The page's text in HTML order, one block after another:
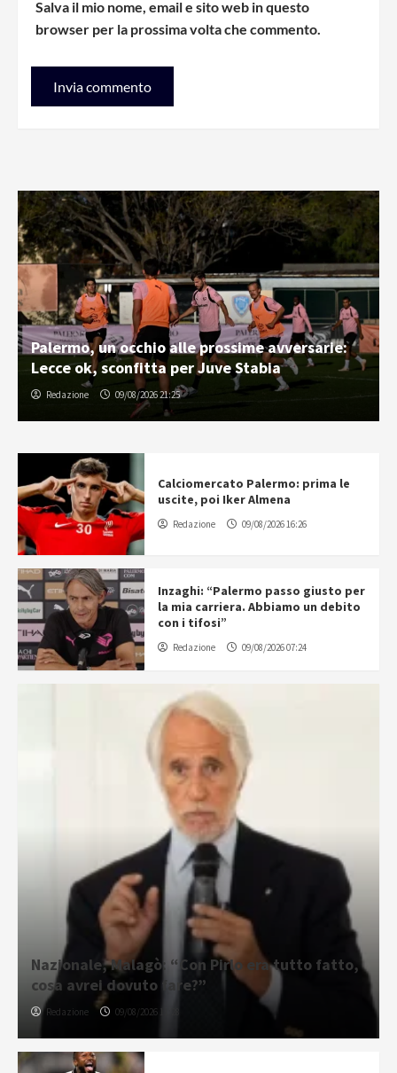
Salva il mio nome, email e sito web in questo
browser per la prossima volta che commento.
Palermo, un occhio alle prossime avversarie:
Lecce ok, sconfitta per Juve Stabia
Redazione 09/08/2026 21:25
Calciomercato Palermo: prima le
uscite, poi Iker Almena
Redazione 09/08/2026 16:26
Inzaghi: “Palermo passo giusto per
la mia carriera. Abbiamo un debito
con i tifosi”
Redazione 09/08/2026 07:24
Nazionale, Malagò: “Con Pirlo era tutto fatto,
cosa avrei dovuto fare?”
Redazione 09/08/2026 11:28